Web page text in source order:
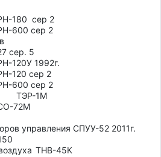
управления СПУУ-52 2011г.
ТНВ-45К